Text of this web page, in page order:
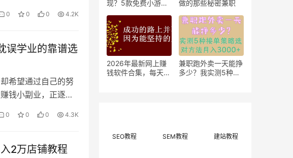
0 0 0 4.2K
误学业的靠谱选
希望通过自己的努
钱小副业，正逐渐
0 0 0 4.3K
2万店铺教程
现？5款免费小游戏
做的那些秘密兼职
2026年最新网上赚
钱软件合集，每天免
兼职跑外卖一天能挣
多少？我实测5种接
SEO教程 SEM教程 建站教程